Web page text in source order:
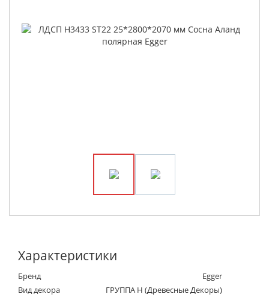
Характеристики
Бренд
Egger
Вид декора
ГРУППА Н (Древесные Декоры)